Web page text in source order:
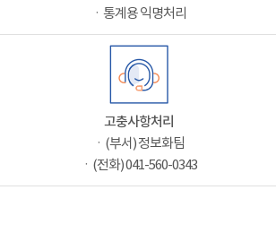
ㆍ통계용 익명처리
고충사항처리
ㆍ(부서) 정보화팀
ㆍ(전화) 041-560-0343